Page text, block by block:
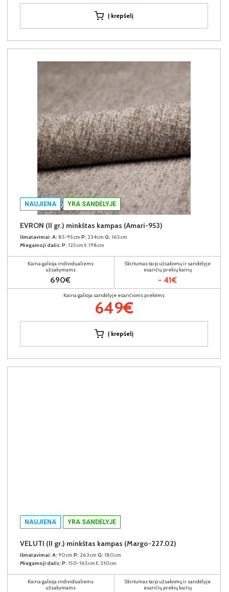
Į krepšelį
NAUJIENA YRA SANDĖLYJE
EVRON (II gr.) minkštas kampas (Amari-953)
Išmatavimai: A: 85-95cm P: 234cm G: 165cm
Miegamoji dalis: P: 125cm I: 198cm
Kaina galioja individualiems
užsakymams
690€
Skirtumas tarp užsakomų ir sandėlyje
esančių prekių kainų
- 41€
Kaina galioja sandėlyje esančioms prekėms
649€
Į krepšelį
NAUJIENA YRA SANDĖLYJE
VELUTI (II gr.) minkštas kampas (Margo-227.02)
Išmatavimai: A: 90cm P: 263cm G: 180cm
Miegamoji dalis: P: 150-165cm I: 210cm
Kaina galioja individualiems
užsakymams
Skirtumas tarp užsakomų ir sandėlyje
esančių prekių kainų